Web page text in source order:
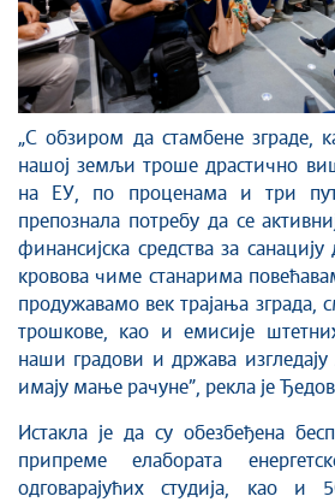
„С обзиром да стамбене зграде,
нашој земљи троше драстично
на ЕУ, по проценама и три
препознала потребу да се
финансијска средства за
кровова чиме станарима
продужавамо век трајања зграда,
трошкове, као и емисије
наши градови и држава
имају мање рачуне”, рекла је
Истакла је да су обезбеђена
припреме елабората
одговарајућих студија, као и